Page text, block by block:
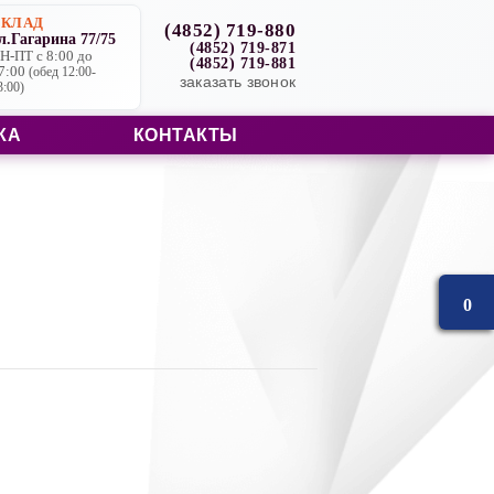
77/75
ПТ с 8:00 до
(обед 12:00-
(4852) 719-880
(4852) 719-871
(4852) 719-881
заказать звонок
КОНТАКТЫ
0